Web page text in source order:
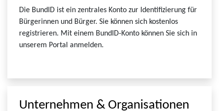
Die BundID ist ein zentrales Konto zur Identifizierung für
Bürgerinnen und Bürger. Sie können sich kostenlos
registrieren. Mit einem BundID-Konto können Sie sich in
unserem Portal anmelden.
Unternehmen & Organisationen